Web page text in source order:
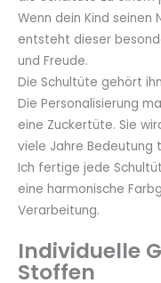
Wenn dein Kind
entsteht dieser
und Freude.
Die Schultüte gehört
Die Personalisierung
eine Zuckertüte. Sie
viele Jahre Bedeutung
Ich fertige jede
eine harmonische
Verarbeitung.
Individuelle
Stoffen